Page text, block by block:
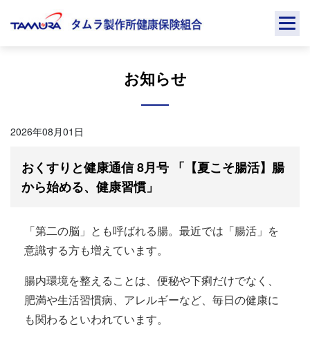
お知らせ
2026年08月01日
おくすりと健康通信 8月号 「【夏こそ腸活】腸
から始める、健康習慣」
「第二の脳」とも呼ばれる腸。最近では「腸活」を
意識する方も増えています。
腸内環境を整えることは、便秘や下痢だけでなく、
肥満や生活習慣病、アレルギーなど、毎日の健康に
も関わるといわれています。